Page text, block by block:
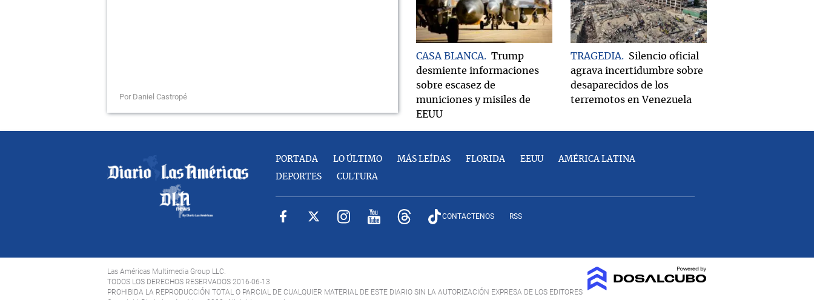
Por Daniel Castropé
CASA BLANCA
Trump
desmiente informaciones
sobre escasez de
municiones y misiles de
EEUU
TRAGEDIA
Silencio oficial
agrava incertidumbre sobre
desaparecidos de los
terremotos en Venezuela
PORTADA LO ÚLTIMO MÁS LEÍDAS FLORIDA EEUU AMÉRICA LATINA
DEPORTES CULTURA
CONTACTENOS RSS
Las Américas Multimedia Group LLC.
TODOS LOS DERECHOS RESERVADOS 2016-06-13
PROHIBIDA LA REPRODUCCIÓN TOTAL O PARCIAL DE CUALQUIER MATERIAL DE ESTE DIARIO SIN LA AUTORIZACIÓN EXPRESA DE LOS EDITORES